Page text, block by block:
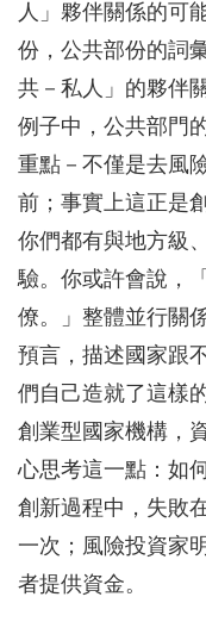
人」夥伴關係的可
份，公共部份的詞
共－私人」的夥伴
例子中，公共部門
重點－不僅是去風
前；事實上這正是
你們都有與地方級
驗。你或許會說，
僚。」整體並行關
預言，描述國家跟
們自己造就了這樣
創業型國家機構，
心思考這一點：如
創新過程中，失敗
一次；風險投資家
者提供資金。